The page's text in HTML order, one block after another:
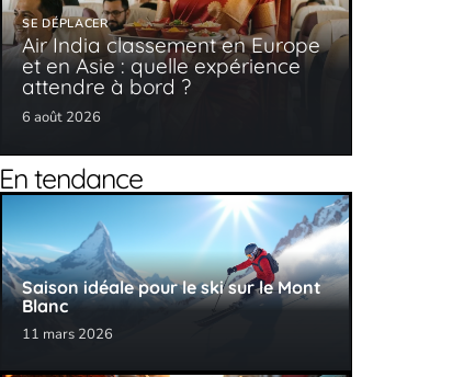
SE DÉPLACER
Air India classement en Europe
et en Asie : quelle expérience
attendre à bord ?
6 août 2026
En tendance
Saison idéale pour le ski sur le Mont
Blanc
11 mars 2026